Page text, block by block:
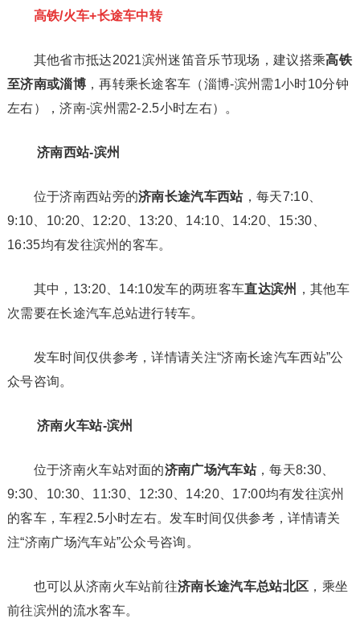
高铁/火车+长途车中转
其他省市抵达2021滨州迷笛音乐节现场，建议搭乘高铁
至济南或淄博，再转乘长途客车（淄博-滨州需1小时10分钟
左右），济南-滨州需2-2.5小时左右）。
济南西站-滨州
位于济南西站旁的济南长途汽车西站，每天7:10、
9:10、10:20、12:20、13:20、14:10、14:20、15:30、
16:35均有发往滨州的客车。
其中，13:20、14:10发车的两班客车直达滨州
，其他车
次需要在长途汽车总站进行转车。
发车时间仅供参考，详情请关注“济南长途汽车西站”公
众号咨询。
济南火车站-滨州
位于济南火车站对面的济南广场汽车站，每天8:30、
9:30、10:30、11:30、12:30、14:20、17:00均有发往滨州
的客车，车程2.5小时左右。发车时间仅供参考，详情请关
注“济南广场汽车站”公众号咨询。
也可以从济南火车站前往济南长途汽车总站北区 ，乘坐
前往滨州的流水客车。